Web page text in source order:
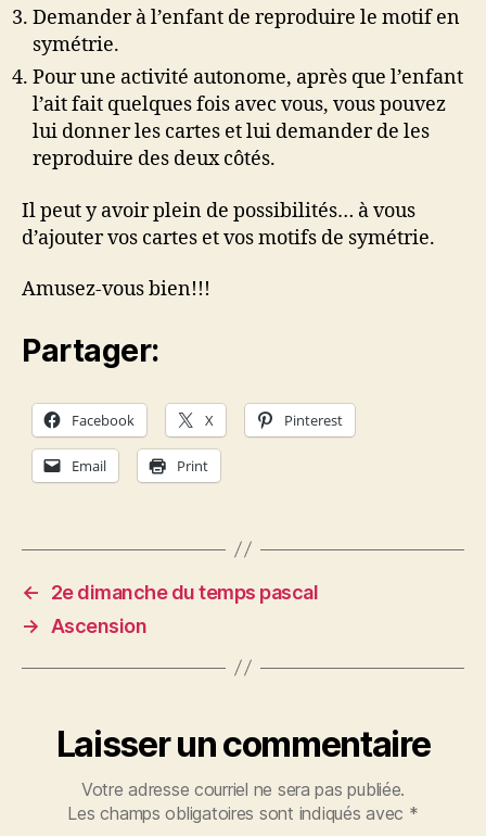
Demander à l’enfant de reproduire le motif en
symétrie.
Pour une activité autonome, après que l’enfant
l’ait fait quelques fois avec vous, vous pouvez
lui donner les cartes et lui demander de les
reproduire des deux côtés.
Il peut y avoir plein de possibilités… à vous
d’ajouter vos cartes et vos motifs de symétrie.
Amusez-vous bien!!!
Partager:
Facebook X Pinterest
Email Print
←
2e dimanche du temps pascal
→
Ascension
Laisser un commentaire
Votre adresse courriel ne sera pas publiée.
Les champs obligatoires sont indiqués avec *